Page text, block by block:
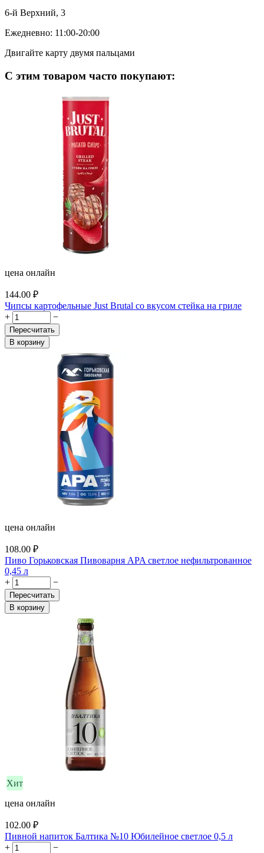
6-й Верхний, 3
Ежедневно: 11:00-20:00
Двигайте карту двумя пальцами
С этим товаром часто покупают:
цена онлайн
144.00 ₽
Чипсы картофельные Just Brutal со вкусом стейка на гриле
+
−
Пересчитать
В корзину
цена онлайн
108.00 ₽
Пиво Горьковская Пивоварня APA светлое нефильтрованное
0,45 л
+
−
Пересчитать
В корзину
Хит
цена онлайн
102.00 ₽
Пивной напиток Балтика №10 Юбилейное светлое 0,5 л
+
−